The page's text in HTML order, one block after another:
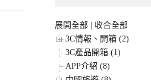
展開全部
收合全部
3C情報、開箱 (2)
3C產品開箱 (1)
APP介紹 (8)